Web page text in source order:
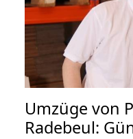
Umzüge von
Radebeul: